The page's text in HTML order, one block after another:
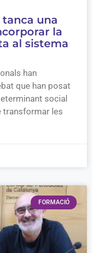
tanca una
la
al sistema
han
que han posat
social
transformar les
FORMACIÓ